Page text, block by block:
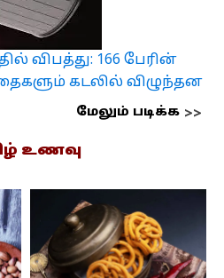
விபத்து: 166 பேரின்
கடலில் விழுந்தன
மேலும் படிக்க
உணவு